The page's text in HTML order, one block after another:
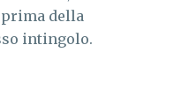
della
intingolo.